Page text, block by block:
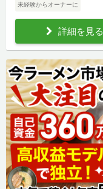
未経験からオーナーに
詳細を見る